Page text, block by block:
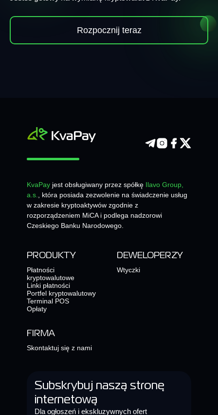
Rozpocznij teraz
KvaPay jest obsługiwany przez spółkę Ilavo Group,
a.s., która posiada zezwolenie na świadczenie usług
w zakresie kryptoaktywów zgodnie z
rozporządzeniem MiCA i podlega nadzorowi
Czeskiego Banku Narodowego.
PRODUKTY
Płatności
kryptowalutowe
Linki płatności
Portfel kryptowalutowy
Terminal POS
Opłaty
DEWELOPERZY
Wtyczki
FIRMA
Skontaktuj się z nami
Subskrybuj naszą stronę
internetową
Dla ogłoszeń i ekskluzywnych ofert